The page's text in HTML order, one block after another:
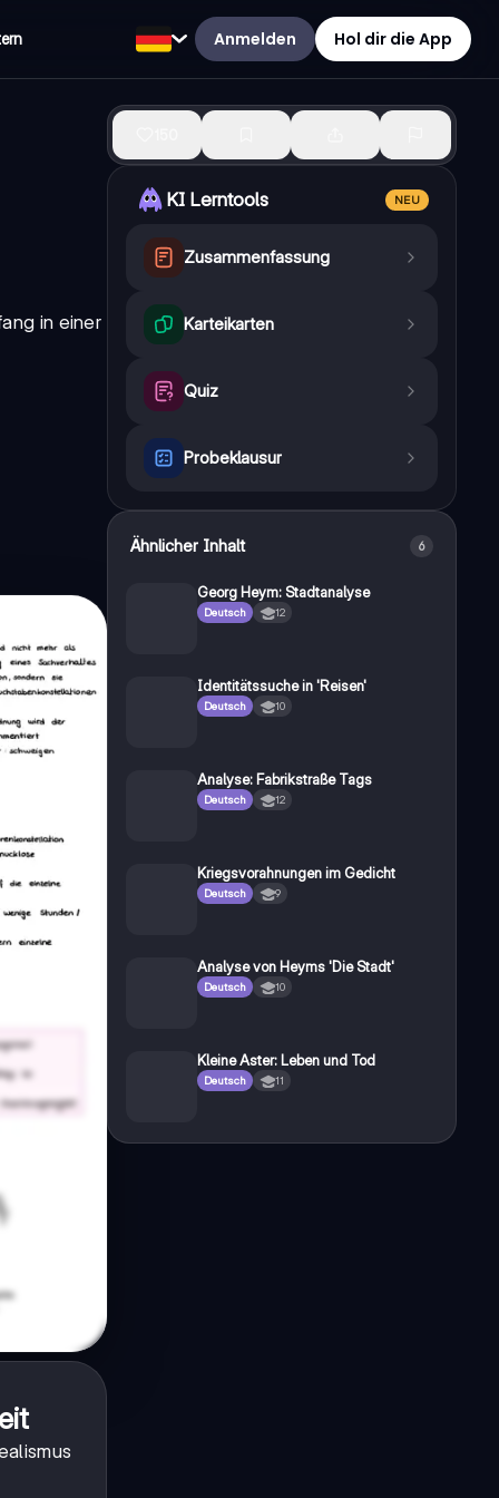
Anmelden Hol dir die App
in einer
KI Lerntools NEU
Zusammenfassung
Karteikarten
Quiz
Probeklausur
Ähnlicher Inhalt 6
Georg Heym: Stadtanalyse
Deutsch 12
Identitätssuche in 'Reisen'
Deutsch 10
Analyse: Fabrikstraße Tags
Deutsch 12
Kriegsvorahnungen im Gedicht
Deutsch 9
Analyse von Heyms 'Die Stadt'
Deutsch 10
Kleine Aster: Leben und Tod
Deutsch 11